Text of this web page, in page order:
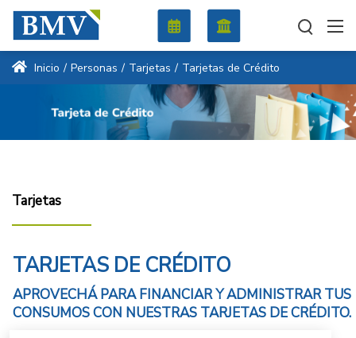
Inicio / Personas / Tarjetas / Tarjetas de Crédito
Tarjetas
TARJETAS DE CRÉDITO
APROVECHÁ PARA FINANCIAR Y ADMINISTRAR TUS
CONSUMOS CON NUESTRAS TARJETAS DE CRÉDITO.